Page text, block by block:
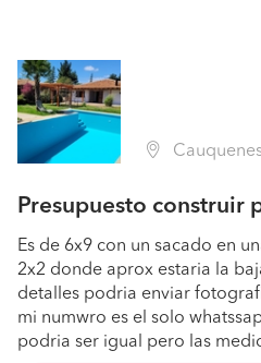
Cauquenes (Región
Presupuesto construir
Es de 6x9 con un sacado en
2x2 donde aprox estaria la
detalles podria enviar
mi numwro es el solo
podria ser igual pero las